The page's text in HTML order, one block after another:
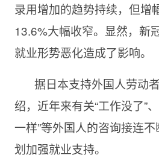
录用增加的趋势持续，但增
13.6%大幅收窄。显然，新
就业形势恶化造成了影响。
据日本支持外国人劳动
绍，近年来有关“工作没了”
一样”等外国人的咨询接连
划加强就业支持。